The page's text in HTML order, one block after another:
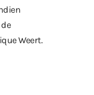
Weert.